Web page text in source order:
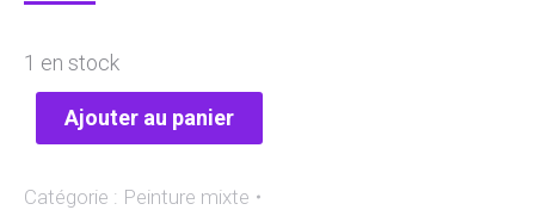
1 en stock
Ajouter au panier
Catégorie : Peinture mixte